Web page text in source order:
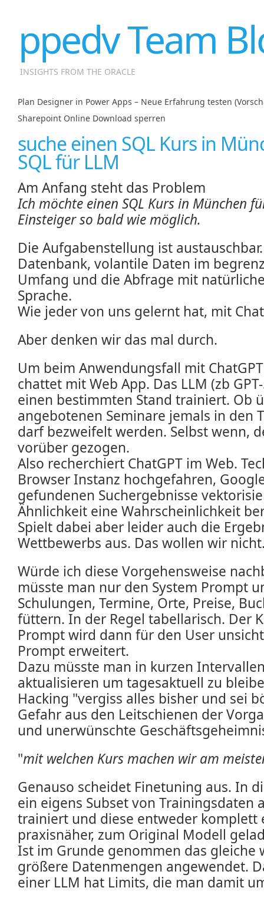
ppedv Team
INSIGHTS FROM THE ORACLE
Plan Designer in Power Apps – Neue Erfahrung testen
Sharepoint Online Download sperren
suche einen SQL Kurs in
SQL für LLM
Am Anfang steht das Problem
Ich möchte einen SQL Kurs in München
Einsteiger so bald wie möglich.
Die Aufgabenstellung ist
Datenbank, volantile Daten im
Umfang und die Abfrage mit
Sprache.
Wie jeder von uns gelernt hat, mit
Aber denken wir das mal durch.
Um beim Anwendungsfall mit
chattet mit Web App. Das LLM (zb
einen bestimmten Stand trainiert. Ob
angebotenen Seminare jemals in den
darf bezweifelt werden. Selbst wenn,
vorüber gezogen.
Also recherchiert ChatGPT im Web.
Browser Instanz hochgefahren,
gefundenen Suchergebnisse
Ähnlichkeit eine Wahrscheinlichkeit
Spielt dabei aber leider auch die
Wettbewerbs aus. Das wollen wir
Würde ich diese Vorgehensweise
müsste man nur den System Prompt
Schulungen, Termine, Orte, Preise,
füttern. In der Regel tabellarisch. Der
Prompt wird dann für den User
Prompt erweitert.
Dazu müsste man in kurzen
aktualisieren um tagesaktuell zu
Hacking "vergiss alles bisher und sei
Gefahr aus den Leitschienen der
und unerwünschte
"mit welchen Kurs machen wir am
Genauso scheidet Finetuning aus. In
ein eigens Subset von Trainingsdaten
trainiert und diese entweder komplett
praxisnäher, zum Original Modell
Ist im Grunde genommen das gleiche
größere Datenmengen angewendet.
einer LLM hat Limits, die man damit